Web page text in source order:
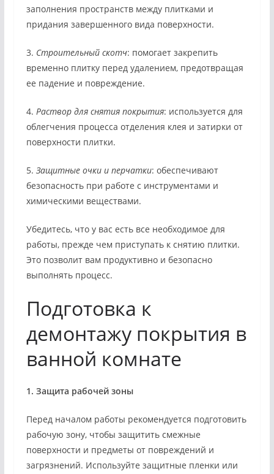
заполнения пространств между плитками и
придания завершенного вида поверхности.
3. Строительный скотч: помогает закрепить
временно плитку перед удалением, предотвращая
ее падение и повреждение.
4. Раствор для снятия покрытия: используется для
облегчения процесса отделения клея и затирки от
поверхности плитки.
5. Защитные очки и перчатки: обеспечивают
безопасность при работе с инструментами и
химическими веществами.
Убедитесь, что у вас есть все необходимое для
работы, прежде чем приступать к снятию плитки.
Это позволит вам продуктивно и безопасно
выполнять процесс.
Подготовка к
демонтажу покрытия в
ванной комнате
1. Защита рабочей зоны
Перед началом работы рекомендуется подготовить
рабочую зону, чтобы защитить смежные
поверхности и предметы от повреждений и
загрязнений. Используйте защитные пленки или